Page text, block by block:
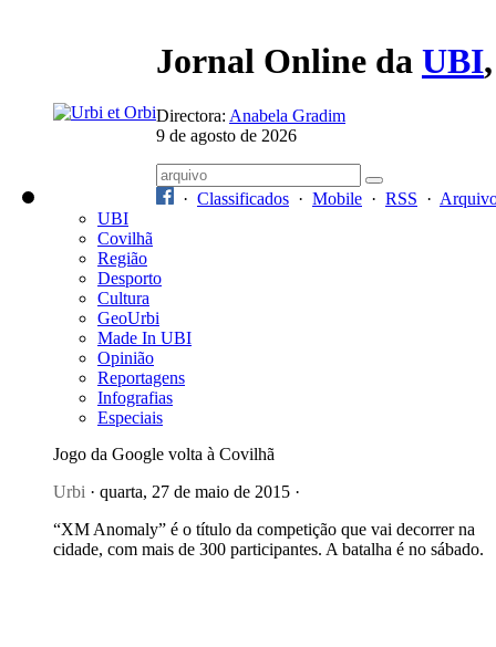
Jornal Online da UBI
Directora: Anabela Gradim
9 de agosto de 2026
· Classificados · Mobile · RSS ·
UBI
Covilhã
Região
Desporto
Cultura
GeoUrbi
Made In UBI
Opinião
Reportagens
Infografias
Especiais
Jogo da Google volta à Covilhã
Urbi · quarta, 27 de maio de 2015 ·
“XM Anomaly” é o título da competição que vai decorrer na
cidade, com mais de 300 participantes. A batalha é no sábado.